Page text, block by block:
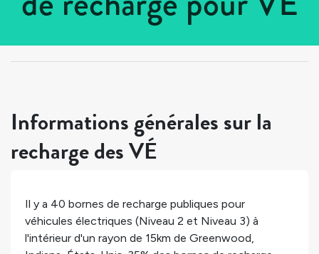
États-Unis > Indiana
Informations générales sur la
recharge des VÉ
Il y a 40 bornes de recharge publiques pour
véhicules électriques (Niveau 2 et Niveau 3) à
l'intérieur d'un rayon de 15km de Greenwood,